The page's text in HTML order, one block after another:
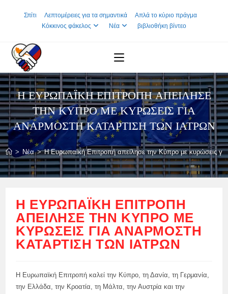
Σπίτι Λεπτομέρειες για τα σημαντικά
Απλά το κύριο πράγμα
Κόκκινος φάκελος
Νέα βιβλιοθήκη βίντεο
Η ΕΥΡΩΠΑΪΚΉ ΕΠΙΤΡΟΠΉ ΑΠΕΊΛΗΣΕ
ΤΗΝ ΚΎΠΡΟ ΜΕ ΚΥΡΏΣΕΙΣ ΓΙΑ
ΑΝΆΡΜΟΣΤΗ ΚΑΤΆΡΤΙΣΗ ΤΩΝ ΙΑΤΡΏΝ
> Νέα > Η Ευρωπαϊκή Επιτροπή απείλησε την Κύπρο με κυρώσεις
Η ΕΥΡΩΠΑΪΚΉ ΕΠΙΤΡΟΠΉ
ΑΠΕΊΛΗΣΕ ΤΗΝ ΚΎΠΡΟ ΜΕ
ΚΥΡΏΣΕΙΣ ΓΙΑ ΑΝΆΡΜΟΣΤΗ
ΚΑΤΆΡΤΙΣΗ ΤΩΝ ΙΑΤΡΏΝ
Η Ευρωπαϊκή Επιτροπή καλεί την Κύπρο, τη Δανία, τη Γερμανία,
την Ελλάδα, την Κροατία, τη Μάλτα, την Αυστρία και την